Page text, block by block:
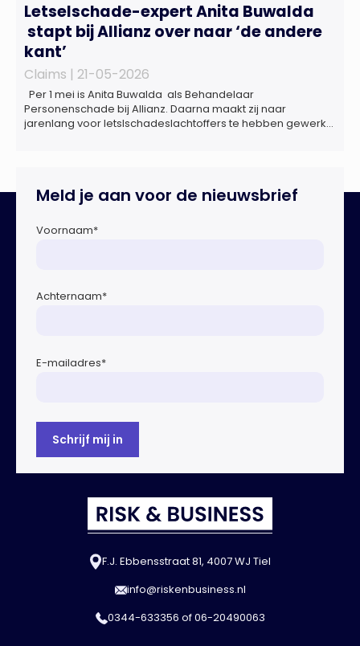
Letselschade-expert Anita Buwalda
stapt bij Allianz over naar ‘de andere
kant’
Claims | 21-05-2026
Per 1 mei is Anita Buwalda als Behandelaar
Personenschade bij Allianz. Daarna maakt zij naar
jarenlang voor letslschadeslachtoffers te hebben gewerkt
Overtoom […]
Meld je aan voor de nieuwsbrief
Voornaam*
Achternaam*
E-mailadres*
F.J. Ebbensstraat 81, 4007 WJ Tiel
info@riskenbusiness.nl
0344-633356 of06-20490063